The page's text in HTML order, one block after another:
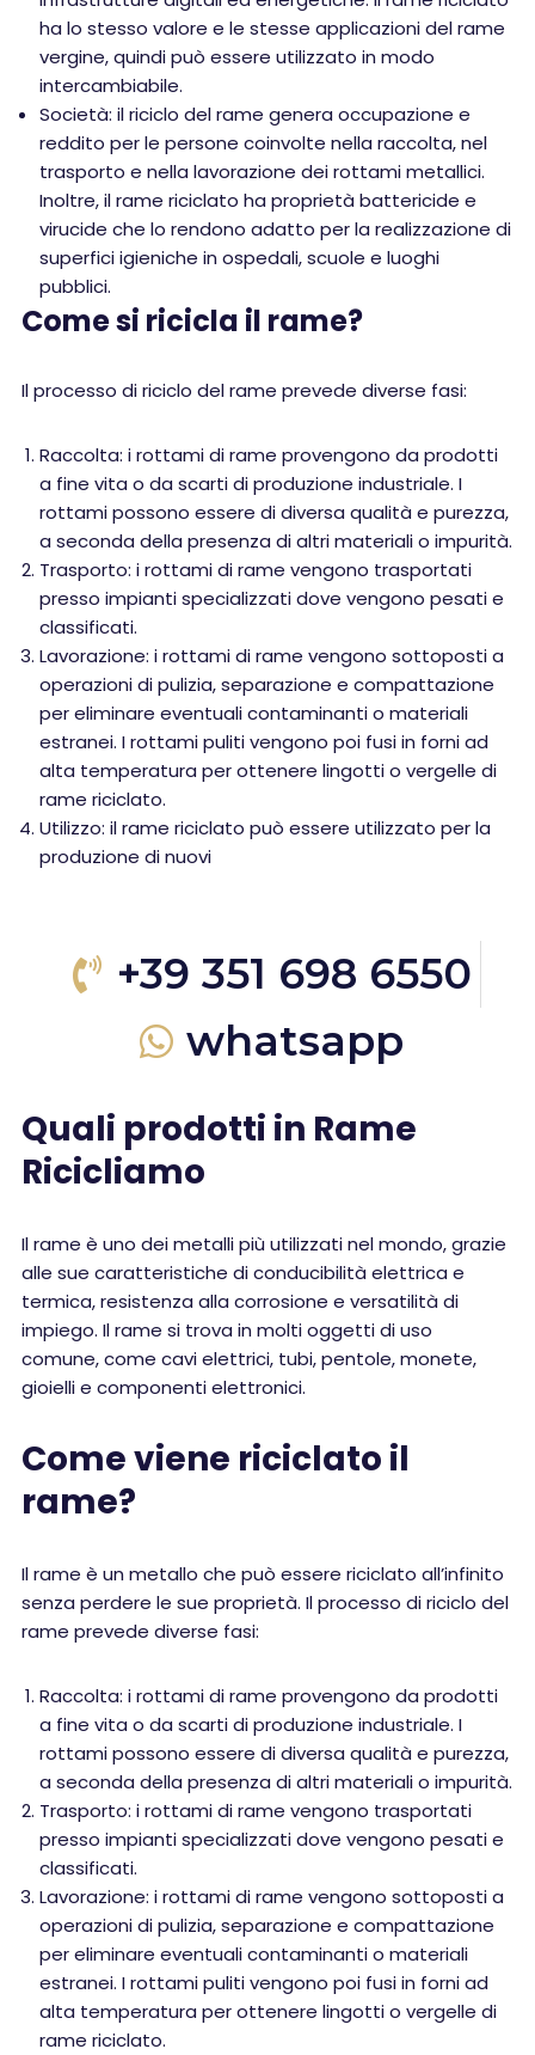
ha lo stesso valore e le stesse applicazioni del rame
vergine, quindi può essere utilizzato in modo
intercambiabile.
Società: il riciclo del rame genera occupazione e
reddito per le persone coinvolte nella raccolta, nel
trasporto e nella lavorazione dei rottami metallici.
Inoltre, il rame riciclato ha proprietà battericide e
virucide che lo rendono adatto per la realizzazione di
superfici igieniche in ospedali, scuole e luoghi
pubblici.
Come si ricicla il rame?
Il processo di riciclo del rame prevede diverse fasi:
Raccolta: i rottami di rame provengono da prodotti
a fine vita o da scarti di produzione industriale. I
rottami possono essere di diversa qualità e purezza,
a seconda della presenza di altri materiali o impurità.
Trasporto: i rottami di rame vengono trasportati
presso impianti specializzati dove vengono pesati e
classificati.
Lavorazione: i rottami di rame vengono sottoposti a
operazioni di pulizia, separazione e compattazione
per eliminare eventuali contaminanti o materiali
estranei. I rottami puliti vengono poi fusi in forni ad
alta temperatura per ottenere lingotti o vergelle di
rame riciclato.
Utilizzo: il rame riciclato può essere utilizzato per la
produzione di nuovi
+39 351 698 6550
whatsapp
Quali prodotti in Rame
Ricicliamo
Il rame è uno dei metalli più utilizzati nel mondo, grazie
alle sue caratteristiche di conducibilità elettrica e
termica, resistenza alla corrosione e versatilità di
impiego. Il rame si trova in molti oggetti di uso
comune, come cavi elettrici, tubi, pentole, monete,
gioielli e componenti elettronici.
Come viene riciclato il
rame?
Il rame è un metallo che può essere riciclato all’infinito
senza perdere le sue proprietà. Il processo di riciclo del
rame prevede diverse fasi:
Raccolta: i rottami di rame provengono da prodotti
a fine vita o da scarti di produzione industriale. I
rottami possono essere di diversa qualità e purezza,
a seconda della presenza di altri materiali o impurità.
Trasporto: i rottami di rame vengono trasportati
presso impianti specializzati dove vengono pesati e
classificati.
Lavorazione: i rottami di rame vengono sottoposti a
operazioni di pulizia, separazione e compattazione
per eliminare eventuali contaminanti o materiali
estranei. I rottami puliti vengono poi fusi in forni ad
alta temperatura per ottenere lingotti o vergelle di
rame riciclato.